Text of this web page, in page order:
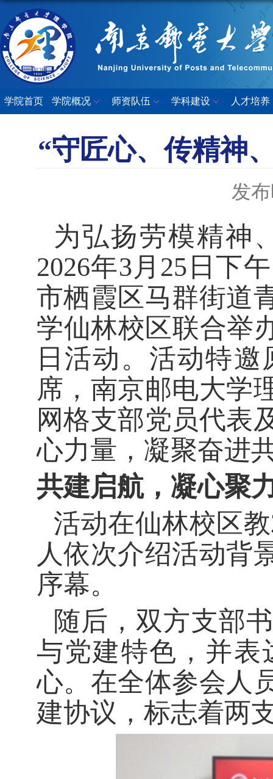
学院首页 学院概况 师资队伍 学科建设 人才培养
“守匠心、传精神
发
为弘扬劳模精神
2026年3月25日下
市栖霞区马群街道
学仙林校区联合举
日活动。 活动特邀
席 ， 南京邮电大学
网格支部党员代表
心力量，凝聚奋进
共建启航，凝心聚
活动在仙林校区教
人依次介绍活动背
序幕。
随后，双方支部
与党建特色，并表
心。 在全体参会人
建协议，标志着两